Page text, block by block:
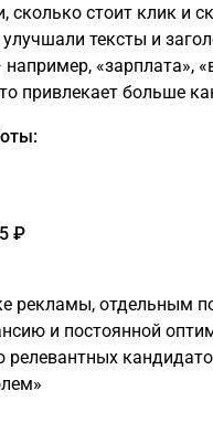
сколько стоит клик и
тексты и
«зарплата»,
привлекает больше
₽
рекламы, отдельным
и постоянной
релевантных